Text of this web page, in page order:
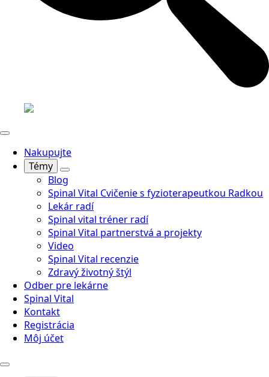
Nakupujte
Témy
Blog
Spinal Vital Cvičenie s fyzioterapeutkou Radkou
Lekár radí
Spinal vital tréner radí
Spinal Vital partnerstvá a projekty
Video
Spinal Vital recenzie
Zdravý životný štýl
Odber pre lekárne
Spinal Vital
Kontakt
Registrácia
Môj účet